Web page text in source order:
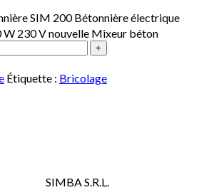
SIM 200 Bétonnière électrique
W 230 V nouvelle Mixeur béton
Étiquette : Bricolage
‎SIMBA S.R.L.